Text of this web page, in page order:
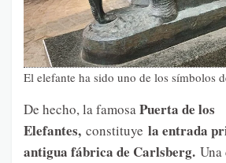
El elefante ha sido uno de los símbolos
De hecho, la famosaPuerta de los
Elefantes, constituye la entrada
antigua fábrica de Carlsberg. Una